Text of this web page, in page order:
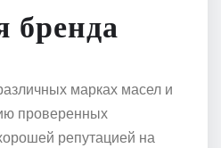
бренда
марках масел и
проверенных
репутацией на